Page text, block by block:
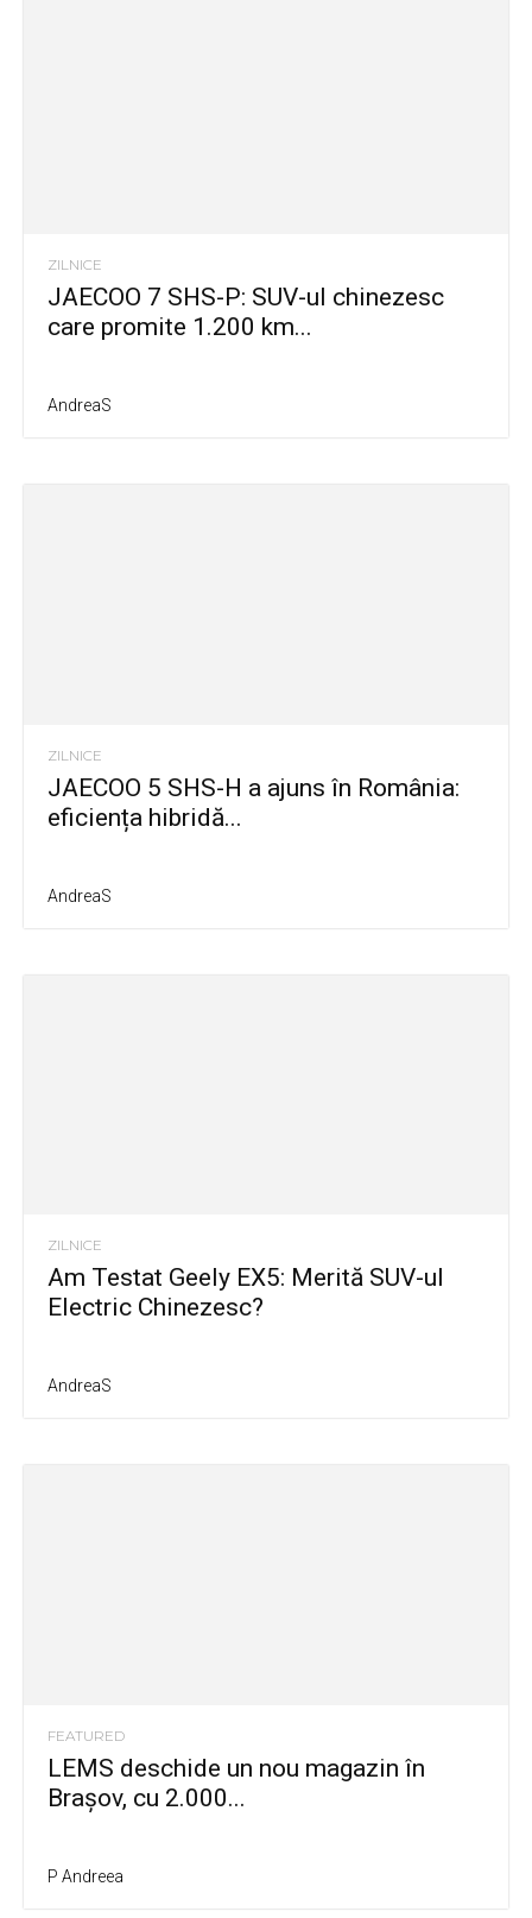
ZILNICE
JAECOO 7 SHS-P: SUV-ul chinezesc
care promite 1.200 km...
AndreaS
ZILNICE
JAECOO 5 SHS-H a ajuns în România:
eficiența hibridă...
AndreaS
ZILNICE
Am Testat Geely EX5: Merită SUV-ul
Electric Chinezesc?
AndreaS
FEATURED
LEMS deschide un nou magazin în
Brașov, cu 2.000...
P Andreea